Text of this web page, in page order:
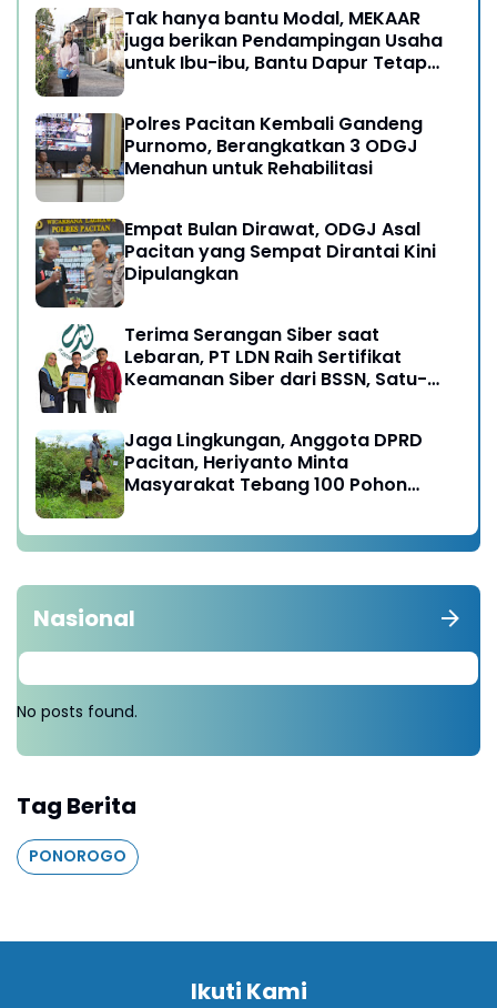
Tak hanya bantu Modal, MEKAAR
juga berikan Pendampingan Usaha
untuk Ibu-ibu, Bantu Dapur Tetap
Polres Pacitan Kembali Gandeng
Purnomo, Berangkatkan 3 ODGJ
Menahun untuk Rehabilitasi
Empat Bulan Dirawat, ODGJ Asal
Pacitan yang Sempat Dirantai Kini
Dipulangkan
Terima Serangan Siber saat
Lebaran, PT LDN Raih Sertifikat
Keamanan Siber dari BSSN, Satu-
Jaga Lingkungan, Anggota DPRD
Pacitan, Heriyanto Minta
Masyarakat Tebang 100 Pohon
Nasional
No posts found.
Tag Berita
PONOROGO
Ikuti Kami